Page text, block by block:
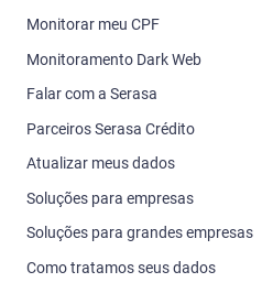
Monitorar meu CPF
Monitoramento Dark Web
Falar com a Serasa
Parceiros Serasa Crédito
Atualizar meus dados
Soluções para empresas
Soluções para grandes empresas
Como tratamos seus dados